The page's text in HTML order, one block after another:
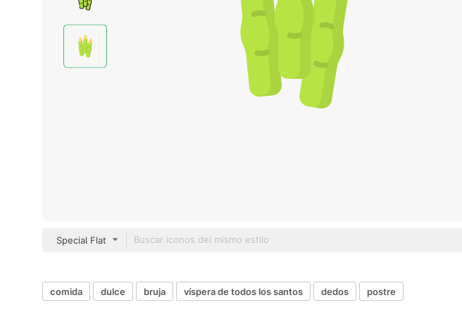
Special Flat
comida dulce bruja víspera de todos los santos dedos postre